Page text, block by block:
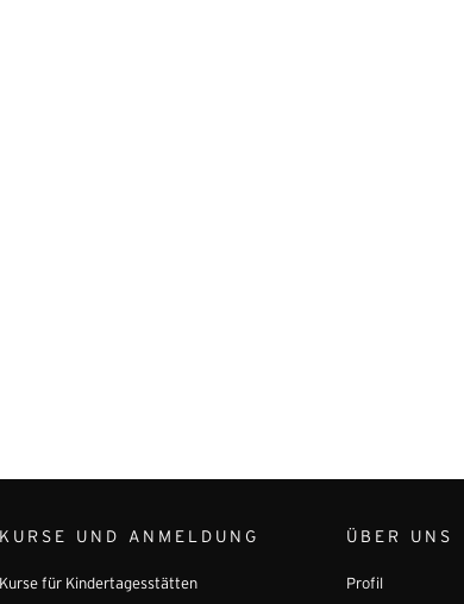
KURSE UND ANMELDUNG
Kurse für Kindertagesstätten
ÜBER UNS
Profil